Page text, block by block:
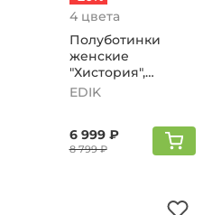
4 цвета
Полуботинки
женские
"Хистория",
бежевый
EDIK
6 999 ₽
8 799 ₽